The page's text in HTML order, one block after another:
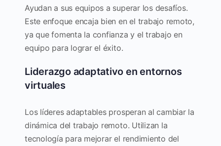
Ayudan a sus equipos a superar los desafíos.
Este enfoque encaja bien en el trabajo remoto,
ya que fomenta la confianza y el trabajo en
equipo para lograr el éxito.
Liderazgo adaptativo en entornos
virtuales
Los líderes adaptables prosperan al cambiar la
dinámica del trabajo remoto. Utilizan la
tecnología para mejorar el rendimiento del